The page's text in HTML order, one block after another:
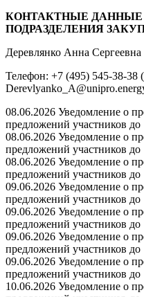
КОНТАКТНЫЕ ДАННЫЕ
ПОДРАЗДЕЛЕНИЯ
Деревлянко Анна Сергеевна
Телефон: +7 (495) 545-38-38
08.06.2026 Уведомление о
предложений участников до
08.06.2026 Уведомление о
предложений участников до
08.06.2026 Уведомление о
предложений участников до
09.06.2026 Уведомление о
предложений участников до
09.06.2026 Уведомление о
предложений участников до
09.06.2026 Уведомление о
предложений участников до
09.06.2026 Уведомление о
предложений участников до
10.06.2026 Уведомление о